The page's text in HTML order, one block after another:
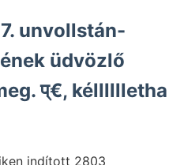
unvollstán-
üdvözlő
प्€, kélllllletha